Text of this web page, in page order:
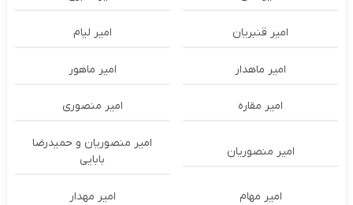
امیر قنبریان امیر لیام
امیر ماهدار امیر ماهور
امیر مقاره امیر منصوری
امیر منصوریان
امیر منصوریان و حمیدرضا
بابایی
امیر مهام امیر مهدار